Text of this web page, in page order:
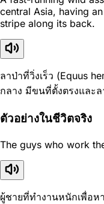
central Asia, having
stripe along its back.
ลาป่าที่วิ่งเร็ว (Equus
กลาง มีขนที่ตั้งตรงและ
ตัวอย่างในชีวิตจริง
The guys who work
ผู้ชายที่ทำงานหนักเพื่อห